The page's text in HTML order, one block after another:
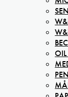
OIL